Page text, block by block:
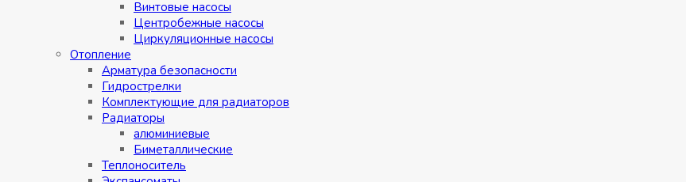
Винтовые насосы
Центробежные насосы
Циркуляционные насосы
Отопление
Арматура безопасности
Гидрострелки
Комплектующие для радиаторов
Радиаторы
алюминиевые
Биметаллические
Теплоноситель